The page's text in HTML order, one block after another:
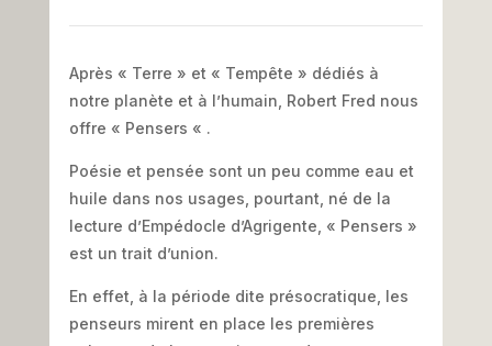
Après « Terre » et « Tempête » dédiés à
notre planète et à l’humain, Robert Fred nous
offre « Pensers « .
Poésie et pensée sont un peu comme eau et
huile dans nos usages, pourtant, né de la
lecture d’Empédocle d’Agrigente, « Pensers »
est un trait d’union.
En effet, à la période dite présocratique, les
penseurs mirent en place les premières